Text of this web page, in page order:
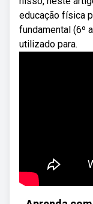
educação física
fundamental (6º
utilizado para.